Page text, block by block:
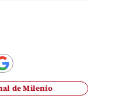
de Milenio